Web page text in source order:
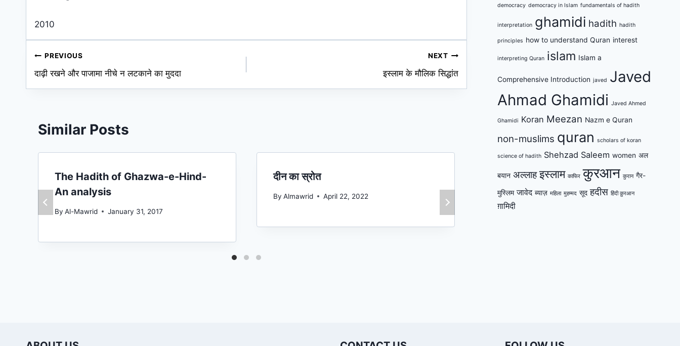
2010
Post
navigation
PREVIOUS
दाढ़ी रखने और पाजामा नीचे न लटकाने का मुददा
NEXT
इस्लाम के मौलिक सिद्धांत
Similar Posts
The Hadith of Ghazwa-e-Hind-
An analysis
By Al-Mawrid January 31, 2017
दीन का स्रोत
By Almawrid April 22, 2022
इस्लाम छोड़ने की सज़ा !
By Al-Mawrid June 10, 2018
democracy democracy in Islam fundamentals of hadith
interpretation ghamidi hadith hadith
principles how to understand Quran interest
interpreting Quran islam Islam a
Comprehensive Introduction javed Javed
Ahmad Ghamidi Javed Ahmed
Ghamidi Koran Meezan Nazm e Quran
non-muslims quran scholars of koran
science of hadith Shehzad Saleem women अल
बयान अल्लाह इस्लाम काफिर कुरआन कुरान गैर-
मुस्लिम जावेद ब्याज़ महिला मुहम्मद सूद हदीस हिंदी क़ुरआन
ग़ामिदी